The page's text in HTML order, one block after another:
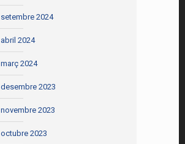
setembre 2024
abril 2024
març 2024
desembre 2023
novembre 2023
octubre 2023